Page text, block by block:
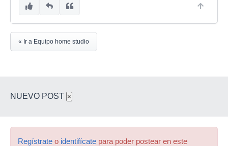
« Ir a Equipo home studio
NUEVO POST ×
Regístrate o identifícate para poder postear en este